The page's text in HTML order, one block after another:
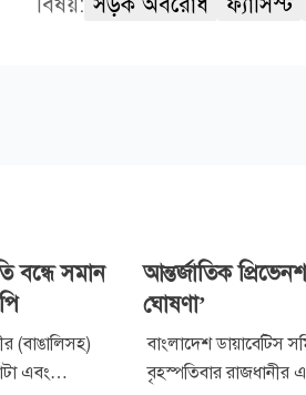
বন্ধে সমান
(বাঙালিসহ)
এবং
আন্তর্জাতিক
ঘোষণা’
বাংলাদেশ ডায়াবেটিস
বৃহস্পতিবার রাজধানীর